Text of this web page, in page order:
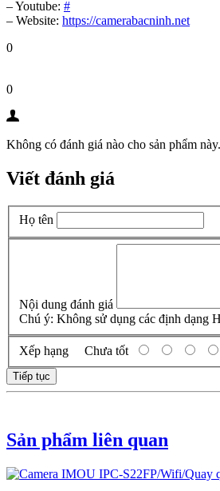
– Youtube: #
– Website: https://camerabacninh.net
0
0
Không có đánh giá nào cho sản phẩm này.
Viết đánh giá
Họ tên
Nội dung đánh giá
Chú ý: Không sử dụng các định dạng
Xếp hạng Chưa tốt
Tiếp tục
Sản phẩm liên quan